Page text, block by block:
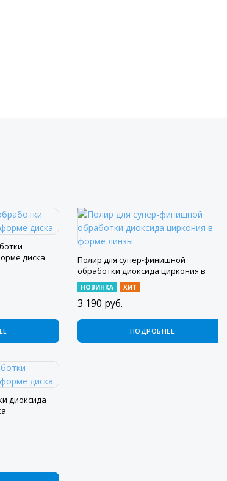
диска
Полир для супер-финишной
обработки диоксида циркония в
форме линзы
НОВИНКА ХИТ
3 190 руб.
ПОДРОБНЕЕ
диоксида